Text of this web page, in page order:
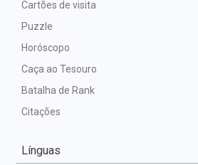
Cartões de visita
Puzzle
Horóscopo
Caça ao Tesouro
Batalha de Rank
Citações
Línguas